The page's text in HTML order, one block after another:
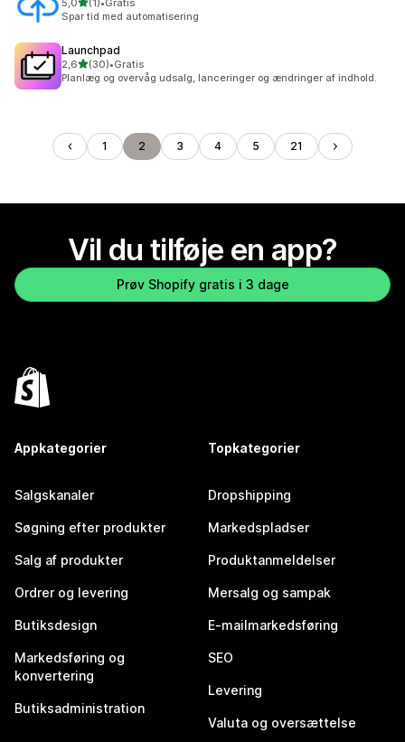
5,0 (1)
1 anmeldelser i alt
•Gratis
Spar tid med automatisering
Launchpad
2,6ud af 5 stjerner
(30)
30 anmeldelser i alt
•Gratis
Planlæg og overvåg udsalg, lanceringer og ændringer af indhold.
1 2 3 4 5 21
Vil du tilføje en app?
Prøv Shopify gratis i 3 dage
Appkategorier
Salgskanaler
Søgning efter produkter
Salg af produkter
Ordrer og levering
Butiksdesign
Markedsføring og
konvertering
Butiksadministration
Topkategorier
Dropshipping
Markedspladser
Produktanmeldelser
Mersalg og sampak
E-mailmarkedsføring
SEO
Levering
Valuta og oversættelse